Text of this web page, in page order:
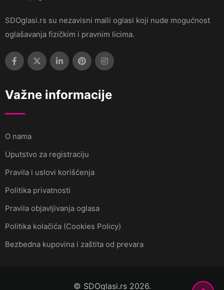
SDOglasi.rs su nezavisni malli oglasi koji nude mogućnost
oglašavanja fizičkim i pravnim licima.
Važne informacije
O nama
Uputstvo za registraciju
Pravila i uslovi korišćenja
Politika privatnosti
Pravila objavljivanja oglasa
Politika kolačića (Cookies Policy)
Bezbedna kupovina i zaštita od prevara
© SDOglasi.rs 2026.